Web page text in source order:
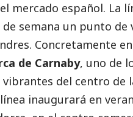
mercado español. La
semana un punto de
Concretamente en
de Carnaby, uno de
del centro de
inaugurará en